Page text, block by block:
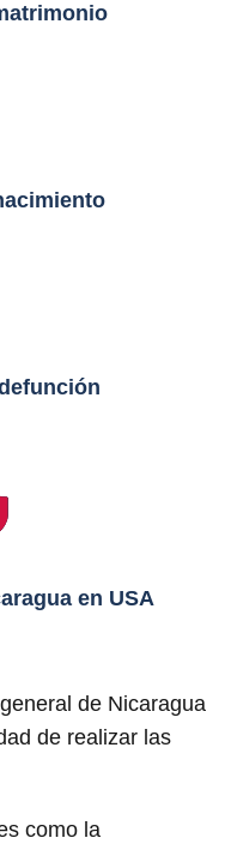
en USA
de Nicaragua
de realizar las
como la